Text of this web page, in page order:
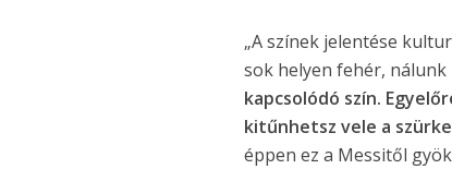
„A színek jelentése
sok helyen fehér,
kapcsolódó szín.
kitűnhetsz vele a
éppen ez a Messitől